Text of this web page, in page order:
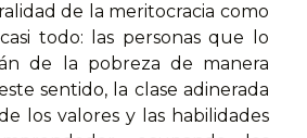
de la meritocracia como
todo: las personas que lo
de la pobreza de manera
sentido, la clase adinerada
los valores y las habilidades